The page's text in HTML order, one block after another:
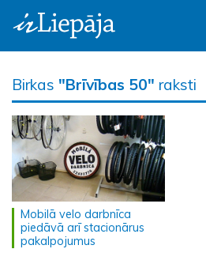
Birkas "Brīvības 50" raksti
Mobilā velo darbnīca
piedāvā arī stacionārus
pakalpojumus